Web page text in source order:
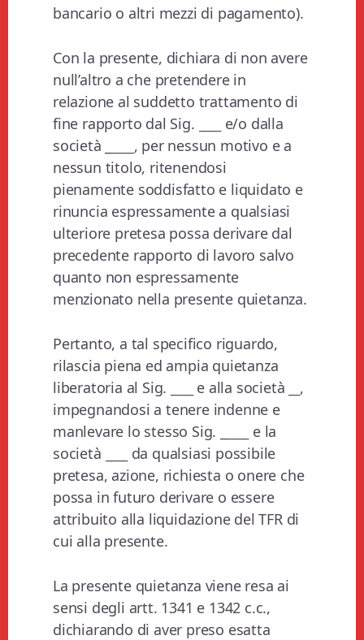
bancario o altri mezzi di pagamento).
Con la presente, dichiara di non avere
null’altro a che pretendere in
relazione al suddetto trattamento di
fine rapporto dal Sig.
e/o dalla
società _
, per nessun motivo e a
nessun titolo, ritenendosi
pienamente soddisfatto e liquidato e
rinuncia espressamente a qualsiasi
ulteriore pretesa possa derivare dal
precedente rapporto di lavoro salvo
quanto non espressamente
menzionato nella presente quietanza.
Pertanto, a tal specifico riguardo,
rilascia piena ed ampia quietanza
liberatoria al Sig.
e alla società
,
impegnandosi a tenere indenne e
manlevare lo stesso Sig. _
e la
società
da qualsiasi possibile
pretesa, azione, richiesta o onere che
possa in futuro derivare o essere
attribuito alla liquidazione del TFR di
cui alla presente.
La presente quietanza viene resa ai
sensi degli artt. 1341 e 1342 c.c.,
dichiarando di aver preso esatta